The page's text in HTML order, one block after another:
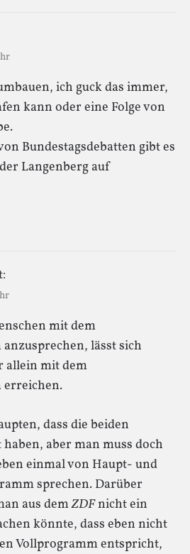
ich guck das immer,
kann oder eine Folge von
Bundestagsdebatten gibt es
Langenberg auf
mit dem
lässt sich
allein mit dem
erreichen.
dass die beiden
aber man muss doch
einmal von Haupt- und
sprechen. Darüber
aus demZDFnicht ein
könnte, dass eben nicht
Vollprogramm entspricht,